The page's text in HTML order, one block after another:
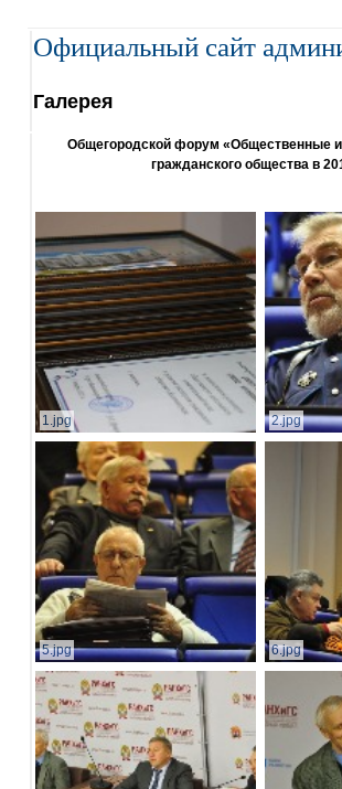
Официальный сайт
Галерея
Общегородской форум «Общественные и
гражданского общества в
1.jpg 2.jpg
5.jpg 6.jpg